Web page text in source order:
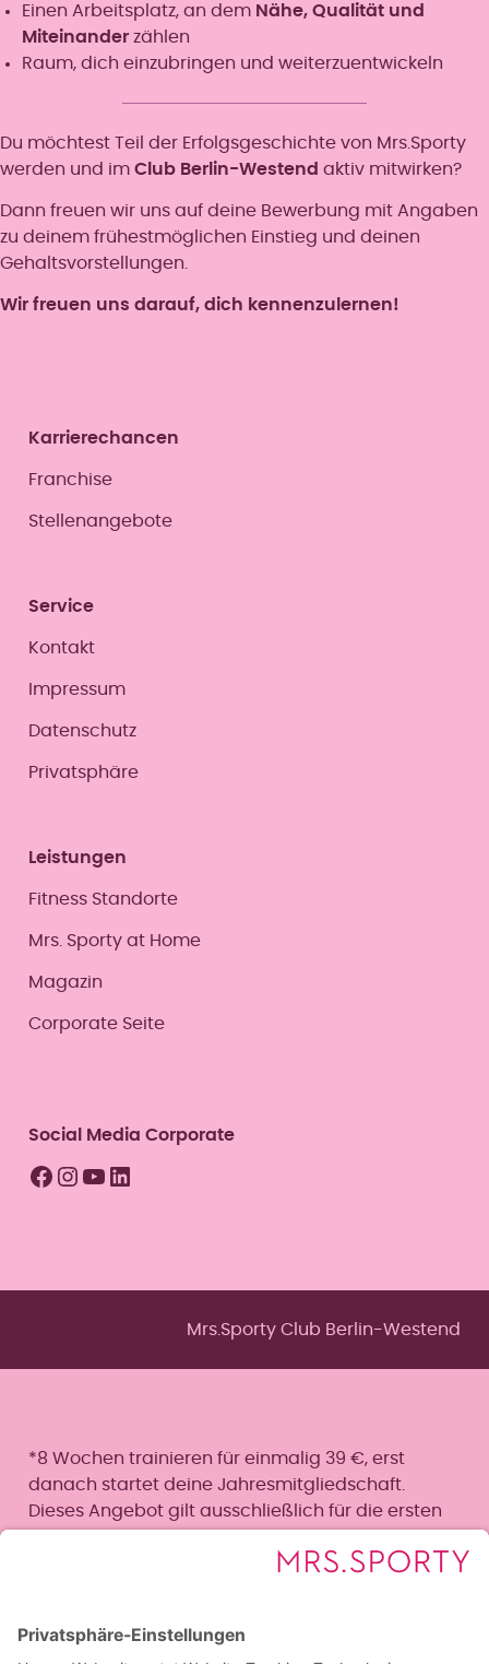
Einen Arbeitsplatz, an dem Nähe, Qualität und
Miteinander zählen
Raum, dich einzubringen und weiterzuentwickeln
Du möchtest Teil der Erfolgsgeschichte von Mrs.Sporty
werden und im Club Berlin-Westend aktiv mitwirken?
Dann freuen wir uns auf deine Bewerbung mit Angaben
zu deinem frühestmöglichen Einstieg und deinen
Gehaltsvorstellungen.
Wir freuen uns darauf, dich kennenzulernen!
Karrierechancen
Franchise
Stellenangebote
Service
Kontakt
Impressum
Datenschutz
Privatsphäre
Leistungen
Fitness Standorte
Mrs. Sporty at Home
Magazin
Corporate Seite
Social Media Corporate
Facebook
Instagram
YouTube
LinkedIn
Mrs.Sporty Club Berlin-Westend
*8 Wochen trainieren für einmalig 39 €, erst
danach startet deine Jahresmitgliedschaft.
Dieses Angebot gilt ausschließlich für die ersten
Abschluss einer Jahresmitgliedschaft nutzbar. Die
Ende der Startphase per Sonderkündigung